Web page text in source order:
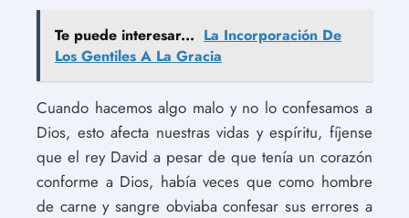
Te puede interesar... La Incorporación De
Los Gentiles A La Gracia
Cuando hacemos algo malo y no lo confesamos a
Dios, esto afecta nuestras vidas y espíritu, fíjense
que el rey David a pesar de que tenía un corazón
conforme a Dios, había veces que como hombre
de carne y sangre obviaba confesar sus errores a